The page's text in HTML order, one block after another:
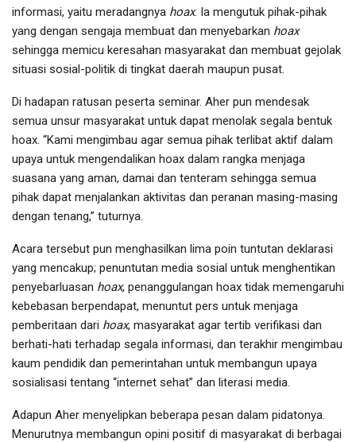
informasi, yaitu meradangnya hoax. Ia mengutuk pihak-pihak
yang dengan sengaja membuat dan menyebarkan hoax
sehingga memicu keresahan masyarakat dan membuat gejolak
situasi sosial-politik di tingkat daerah maupun pusat.
Di hadapan ratusan peserta seminar. Aher pun mendesak
semua unsur masyarakat untuk dapat menolak segala bentuk
hoax. “Kami mengimbau agar semua pihak terlibat aktif dalam
upaya untuk mengendalikan hoax dalam rangka menjaga
suasana yang aman, damai dan tenteram sehingga semua
pihak dapat menjalankan aktivitas dan peranan masing-masing
dengan tenang,” tuturnya.
Acara tersebut pun menghasilkan lima poin tuntutan deklarasi
yang mencakup; penuntutan media sosial untuk menghentikan
penyebarluasan hoax, penanggulangan hoax tidak memengaruhi
kebebasan berpendapat, menuntut pers untuk menjaga
pemberitaan dari hoax, masyarakat agar tertib verifikasi dan
berhati-hati terhadap segala informasi, dan terakhir mengimbau
kaum pendidik dan pemerintahan untuk membangun upaya
sosialisasi tentang “internet sehat” dan literasi media.
Adapun Aher menyelipkan beberapa pesan dalam pidatonya.
Menurutnya membangun opini positif di masyarakat di berbagai